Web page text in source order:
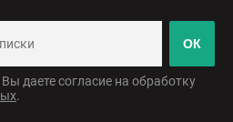
ОК
даете согласие на обработку
.